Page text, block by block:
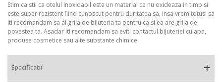
Stim ca stii ca otelul inoxidabil este un material ce nu oxideaza in timp si
este super rezistent fiind cunoscut pentru duritatea sa, insa vrem totusi sa
iti recomandam sa ai grija de bijuteria ta pentru ca si ea are grija de
povestea ta. Asadar iti recomandam sa eviti contactul bijuteriei cu apa,
produse cosmetice sau alte substante chimice.
Specificatii